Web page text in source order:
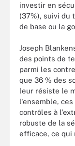
investir en
(37%), suivi du
de base ou la
Joseph
des points de
parmi les
que 36 % des
leur résiste le
l'ensemble,
contrôles à
robuste de la
efficace, ce qui